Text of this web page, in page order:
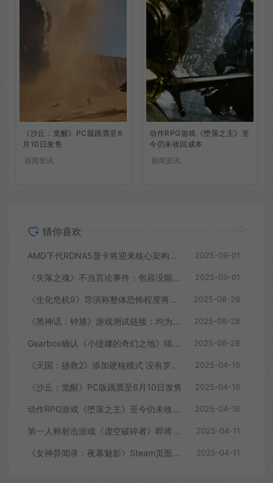
《沙丘：觉醒》PC版跳票至6
月10日发售
新闻资讯
动作RPG游戏《堕落之主》至
今仍未收回成本
新闻资讯
猜你喜欢
AMD下代RDNA5显卡将迎来核心架构大幅升级 2025-09-01
《失落之魂》不当言论事件：包容没能消解过激言论 2025-09-01
《生化危机9》导演称整体恐怖程度将进一步提升 2025-08-28
《黑神话：钟馗》游戏测试链接：均为骗子 2025-08-28
Gearbox确认《小缇娜的奇幻之地》续作正在开发中 2025-08-28
《天国：拯救2》添加硬核模式 没有罗盘和快速旅行 2025-04-16
《沙丘：觉醒》PC版跳票至6月10日发售 2025-04-16
动作RPG游戏《堕落之主》至今仍未收回成本 2025-04-16
第一人称射击游戏《虚空破碎者》即将多平台上线 2025-04-11
《女神异闻录：夜幕魅影》Steam页面上线 2025-04-11